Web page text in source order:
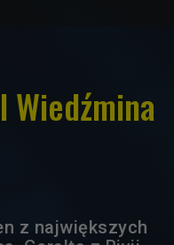
z największych